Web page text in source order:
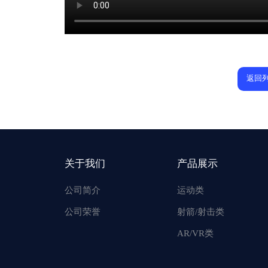
返回
关于我们
公司简介
公司荣誉
产品展示
运动类
射箭/射击类
AR/VR类